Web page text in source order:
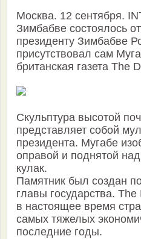
Москва. 12 сентября.
Зимбабве состоялось
президенту Зимбабве
присутствовал сам
британская газета The
Скульптура высотой
представляет собой
президента. Мугабе
оправой и поднятой
кулак.
Памятник был создан
главы государства.
в настоящее время
самых тяжелых
последние годы.